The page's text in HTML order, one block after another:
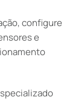
configure
e